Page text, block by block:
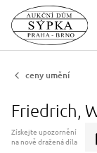
ceny umění
Friedrich,
Získejte upozornění
na nově dražená díla